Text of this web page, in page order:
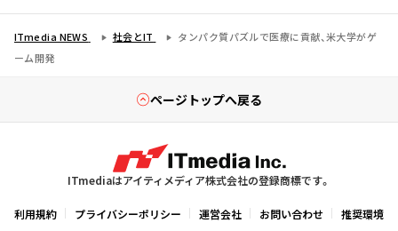
ITmedia NEWS 社会とIT
タンパク質パズルで医療に貢献、米大学がゲ
ーム開発
ページトップへ戻る
ITmediaはアイティメディア株式会社の登録商標です。
利用規約 プライバシーポリシー 運営会社 お問い合わせ 推奨環境